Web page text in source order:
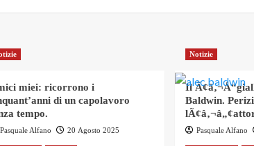
miei: ricorrono i
di un capolavoro
tempo.
Pasquale Alfano 20 Agosto 2025
Notizie
Il
Baldwin.
Pasquale Alfano